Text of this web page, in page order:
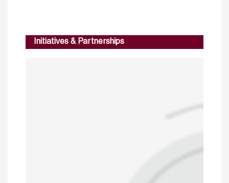
Initiatives & Partnerships